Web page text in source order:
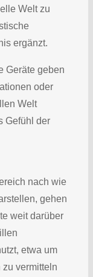
Welt zu
ergänzt.
Geräte geben
oder
Welt
Gefühl der
nach wie
gehen
weit darüber
etwa um
vermitteln